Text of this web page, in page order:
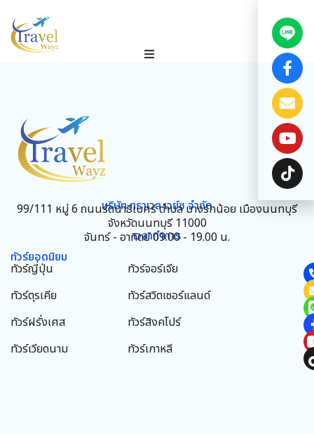
บริษัท ทราเวล เวย์ซ จำกัด
99/111 หมู่ 6 ถนนรัตนาธิเบศร์ ตำบล บางรักน้อย เมืองนนทบุรี
จังหวัดนนทบุรี 11000
เวลาทำการ
จันทร์ - อาทิตย์ 09.00 - 19.00 น.
ทัวร์ยอดนิยม
ทัวร์ญี่ปุ่น
ทัวร์ตุรเคีย
ทัวร์ฝรั่งเศส
ทัวร์เวียดนาม
ทัวร์จอร์เจีย
ทัวร์สวิตเซอร์แลนด์
ทัวร์สิงคโปร์
ทัวร์เกาหลี